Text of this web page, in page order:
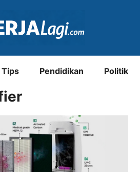
Tips Pendidikan Politik